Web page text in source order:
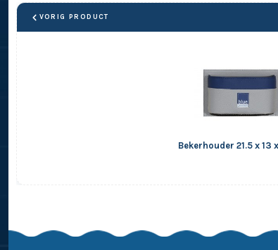
VORIG PRODUCT
Bekerhouder 21.5 x 13